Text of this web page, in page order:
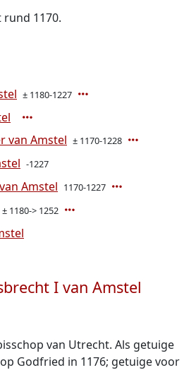
1170.
± 1180-1227
van Amstel ± 1170-1228
-1227
Amstel 1170-1227
± 1180-> 1252
I van Amstel
van Utrecht. Als getuige
Godfried in 1176; getuige voor